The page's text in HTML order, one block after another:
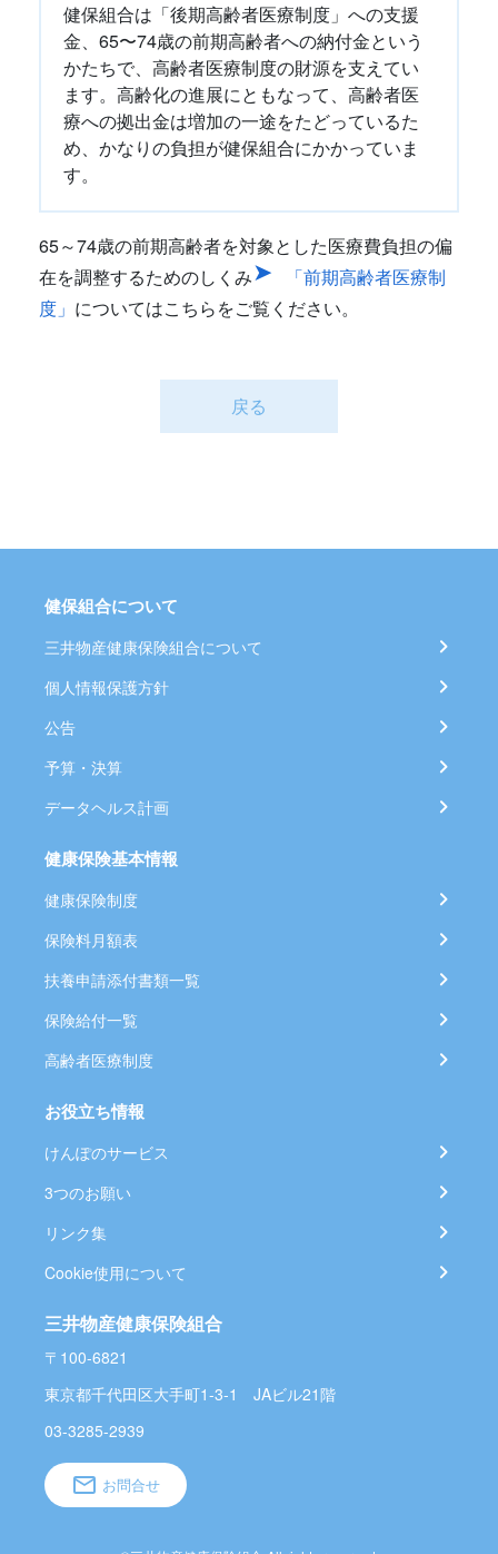
健保組合は「後期高齢者医療制度」への支援
金、65〜74歳の前期高齢者への納付金という
かたちで、高齢者医療制度の財源を支えてい
ます。高齢化の進展にともなって、高齢者医
療への拠出金は増加の一途をたどっているた
め、かなりの負担が健保組合にかかっていま
す。
65～74歳の前期高齢者を対象とした医療費負担の偏
在を調整するためのしくみ
「前期高齢者医療制
度」 についてはこちらをご覧ください。
戻る
健保組合について
三井物産健康保険組合について
個人情報保護方針
公告
予算・決算
データヘルス計画
健康保険基本情報
健康保険制度
保険料月額表
扶養申請添付書類一覧
保険給付一覧
高齢者医療制度
お役立ち情報
けんぽのサービス
3つのお願い
リンク集
Cookie使用について
三井物産健康保険組合
〒100-6821
東京都千代田区大手町1-3-1 JAビル21階
03-3285-2939
お問合せ